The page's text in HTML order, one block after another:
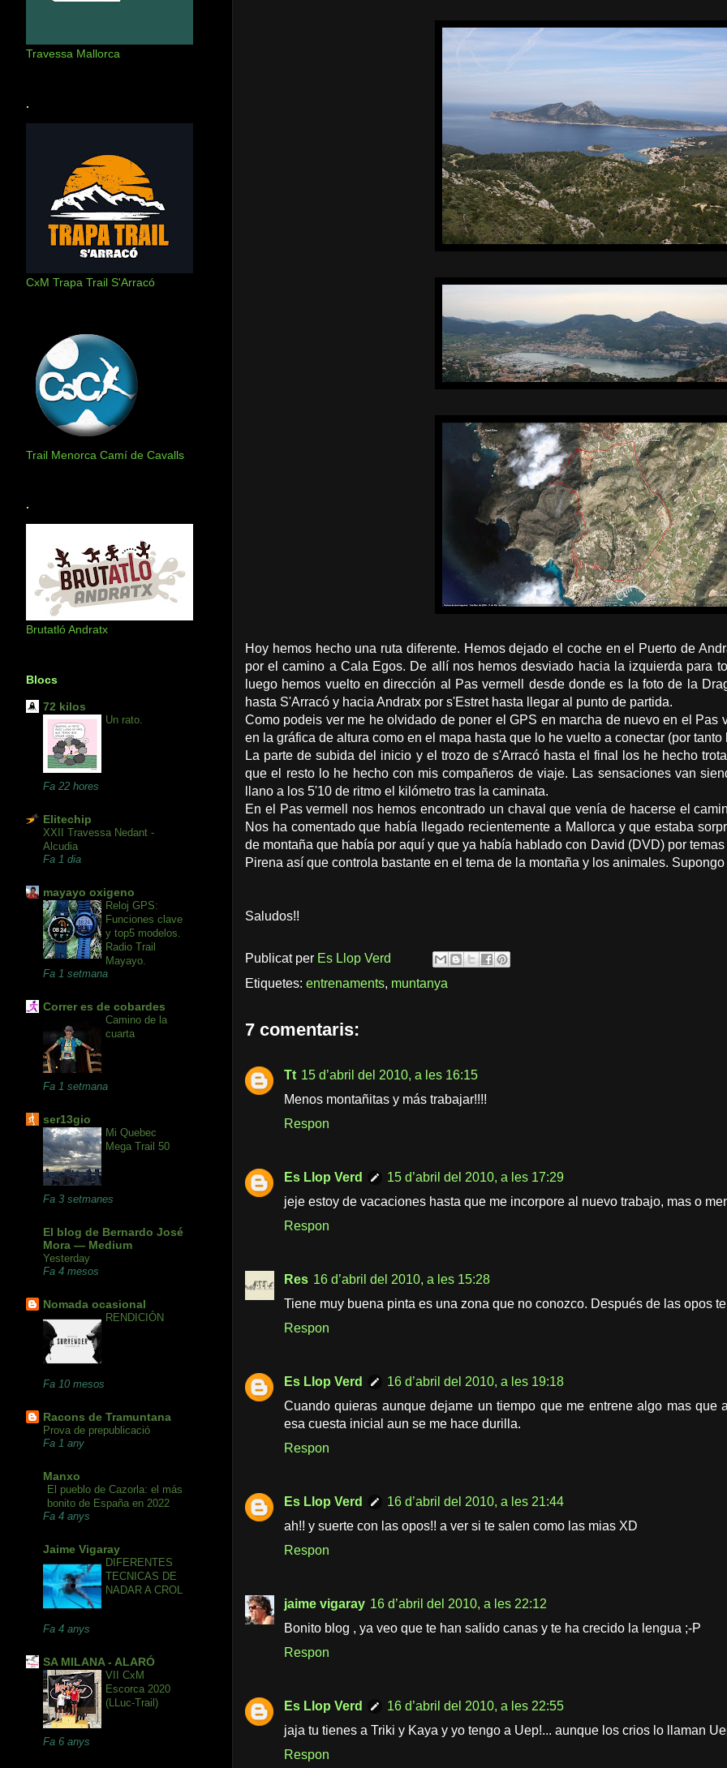
Hoy hemos hecho una ruta diferente. Hemos dejado el coche en el Puerto de
por el camino a Cala Egos. De allí nos hemos desviado hacia la izquierda para
luego hemos vuelto en dirección al Pas vermell desde donde es la foto de la
hasta S'Arracó y hacia Andratx por s'Estret hasta llegar al punto de partida.
Como podeis ver me he olvidado de poner el GPS en marcha de nuevo en el Pas
en la gráfica de altura como en el mapa hasta que lo he vuelto a conectar (por
La parte de subida del inicio y el trozo de s'Arracó hasta el final los he hecho
que el resto lo he hecho con mis compañeros de viaje. Las sensaciones van
llano a los 5'10 de ritmo el kilómetro tras la caminata.
En el Pas vermell nos hemos encontrado un chaval que venía de hacerse el
Nos ha comentado que había llegado recientemente a Mallorca y que estaba
de montaña que había por aquí y que ya había hablado con David (DVD) por
Pirena así que controla bastante en el tema de la montaña y los animales.
Saludos!!
Publicat per Es Llop Verd
Etiquetes: entrenaments, muntanya
7 comentaris:
Tt 15 d’abril del 2010, a les 16:15
Menos montañitas y más trabajar!!!!
Respon
Es Llop Verd
15 d’abril del 2010, a les 17:29
jeje estoy de vacaciones hasta que me incorpore al nuevo trabajo, mas o
Respon
Res 16 d’abril del 2010, a les 15:28
Tiene muy buena pinta es una zona que no conozco. Después de las opos
Respon
Es Llop Verd
16 d’abril del 2010, a les 19:18
Cuando quieras aunque dejame un tiempo que me entrene algo mas que
esa cuesta inicial aun se me hace durilla.
Respon
Es Llop Verd
16 d’abril del 2010, a les 21:44
ah!! y suerte con las opos!! a ver si te salen como las mias XD
Respon
jaime vigaray 16 d’abril del 2010, a les 22:12
Bonito blog , ya veo que te han salido canas y te ha crecido la lengua ;-P
Respon
Es Llop Verd
16 d’abril del 2010, a les 22:55
jaja tu tienes a Triki y Kaya y yo tengo a Uep!... aunque los crios lo llaman
Respon
Travessa Mallorca
.
CxM Trapa Trail S'Arracó
Trail Menorca Camí de Cavalls
.
Brutatló Andratx
Blocs
72 kilos
Un rato.
Fa 22 hores
Elitechip
XXII Travessa Nedant -
Alcudia
Fa 1 dia
mayayo oxigeno
Reloj GPS:
Funciones clave
y top5 modelos.
Radio Trail
Mayayo.
Fa 1 setmana
Correr es de cobardes
Camino de la
cuarta
Fa 1 setmana
ser13gio
Mi Quebec
Mega Trail 50
Fa 3 setmanes
El blog de Bernardo José
Mora — Medium
Yesterday
Fa 4 mesos
Nomada ocasional
RENDICIÓN
Fa 10 mesos
Racons de Tramuntana
Prova de prepublicació
Fa 1 any
Manxo
El pueblo de Cazorla: el más
bonito de España en 2022
Fa 4 anys
Jaime Vigaray
DIFERENTES
TECNICAS DE
NADAR A CROL
Fa 4 anys
SA MILANA - ALARÓ
VII CxM
Escorca 2020
(LLuc-Trail)
Fa 6 anys